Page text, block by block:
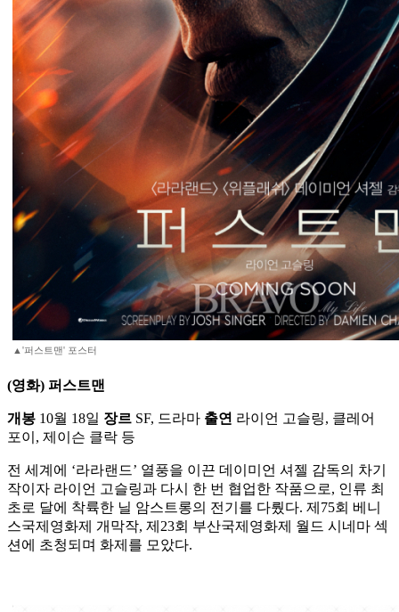
▲'퍼스트맨' 포스터
(영화) 퍼스트맨
개봉 10월 18일 장르 SF, 드라마 출연 라이언 고슬링, 클레어
포이, 제이슨 클락 등
전 세계에 ‘라라랜드’ 열풍을 이끈 데이미언 셔젤 감독의 차기
작이자 라이언 고슬링과 다시 한 번 협업한 작품으로, 인류 최
초로 달에 착륙한 닐 암스트롱의 전기를 다뤘다. 제75회 베니
스국제영화제 개막작, 제23회 부산국제영화제 월드 시네마 섹
션에 초청되며 화제를 모았다.